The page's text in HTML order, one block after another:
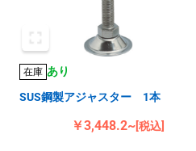
在庫 あり
SUS鋼製アジャスター 1本
￥3,448.2~[税込]